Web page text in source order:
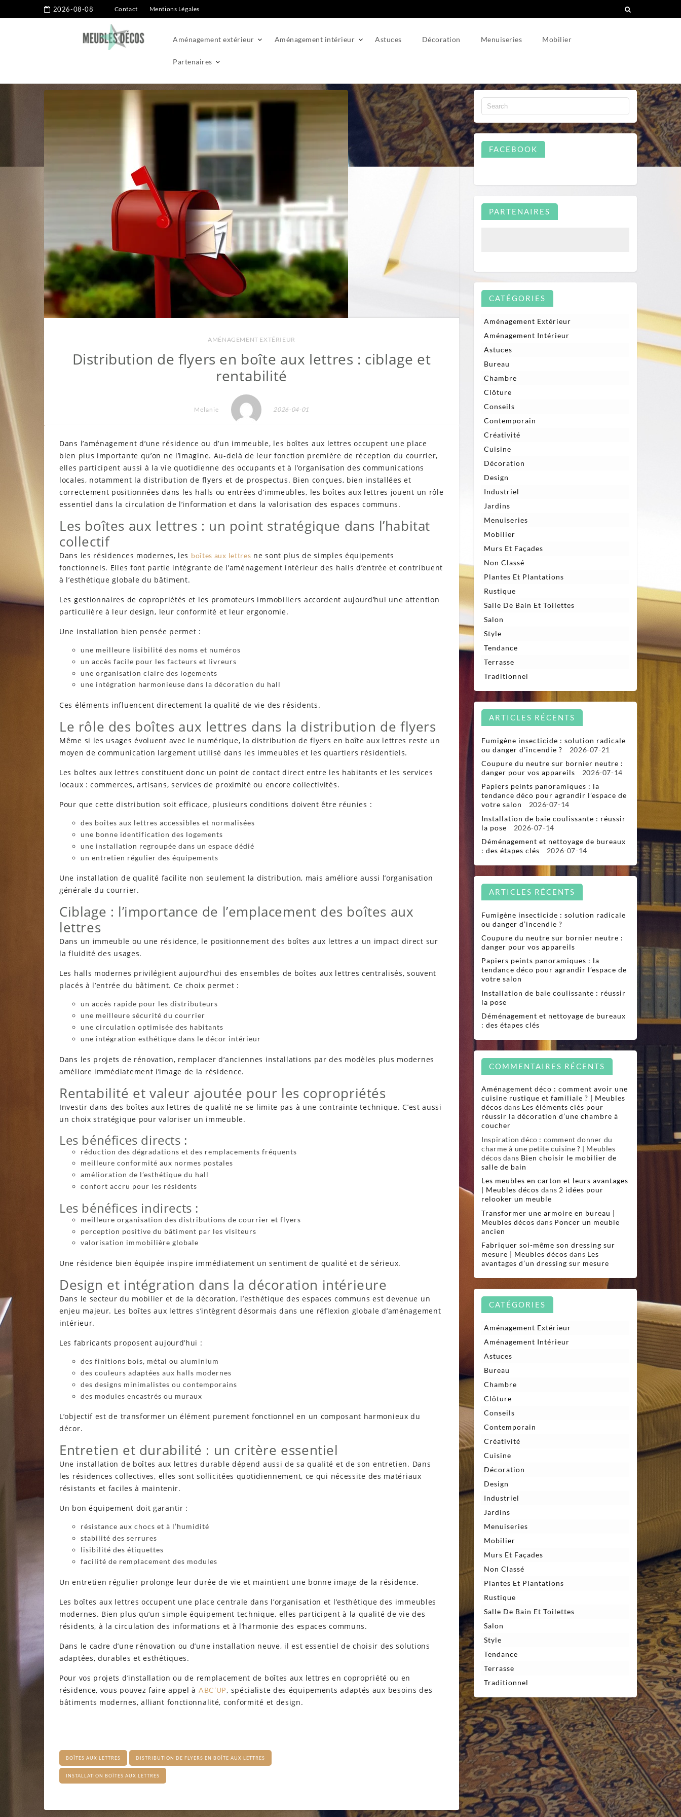
2026-08-08 Contact Mentions Légales
Aménagement extérieur Aménagement intérieur Astuces Décoration Menuiseries Mobilier
Partenaires
AMÉNAGEMENT EXTÉRIEUR
Distribution de flyers en boîte aux lettres : ciblage et
rentabilité
Melanie 2026-04-01
Dans l’aménagement d’une résidence ou d’un immeuble, les boîtes aux lettres occupent une place
bien plus importante qu’on ne l’imagine. Au-delà de leur fonction première de réception du courrier,
elles participent aussi à la vie quotidienne des occupants et à l’organisation des communications
locales, notamment la distribution de flyers et de prospectus. Bien conçues, bien installées et
correctement positionnées dans les halls ou entrées d’immeubles, les boîtes aux lettres jouent un rôle
essentiel dans la circulation de l’information et dans la valorisation des espaces communs.
Les boîtes aux lettres : un point stratégique dans l’habitat
collectif
Dans les résidences modernes, les boîtes aux lettres ne sont plus de simples équipements
fonctionnels. Elles font partie intégrante de l’aménagement intérieur des halls d’entrée et contribuent
à l’esthétique globale du bâtiment.
Les gestionnaires de copropriétés et les promoteurs immobiliers accordent aujourd’hui une attention
particulière à leur design, leur conformité et leur ergonomie.
Une installation bien pensée permet :
une meilleure lisibilité des noms et numéros
un accès facile pour les facteurs et livreurs
une organisation claire des logements
une intégration harmonieuse dans la décoration du hall
Ces éléments influencent directement la qualité de vie des résidents.
Le rôle des boîtes aux lettres dans la distribution de flyers
Même si les usages évoluent avec le numérique, la distribution de flyers en boîte aux lettres reste un
moyen de communication largement utilisé dans les immeubles et les quartiers résidentiels.
Les boîtes aux lettres constituent donc un point de contact direct entre les habitants et les services
locaux : commerces, artisans, services de proximité ou encore collectivités.
Pour que cette distribution soit efficace, plusieurs conditions doivent être réunies :
des boîtes aux lettres accessibles et normalisées
une bonne identification des logements
une installation regroupée dans un espace dédié
un entretien régulier des équipements
Une installation de qualité facilite non seulement la distribution, mais améliore aussi l’organisation
générale du courrier.
Ciblage : l’importance de l’emplacement des boîtes aux
lettres
Dans un immeuble ou une résidence, le positionnement des boîtes aux lettres a un impact direct sur
la fluidité des usages.
Les halls modernes privilégient aujourd’hui des ensembles de boîtes aux lettres centralisés, souvent
placés à l’entrée du bâtiment. Ce choix permet :
un accès rapide pour les distributeurs
une meilleure sécurité du courrier
une circulation optimisée des habitants
une intégration esthétique dans le décor intérieur
Dans les projets de rénovation, remplacer d’anciennes installations par des modèles plus modernes
améliore immédiatement l’image de la résidence.
Rentabilité et valeur ajoutée pour les copropriétés
Investir dans des boîtes aux lettres de qualité ne se limite pas à une contrainte technique. C’est aussi
un choix stratégique pour valoriser un immeuble.
Les bénéfices directs :
réduction des dégradations et des remplacements fréquents
meilleure conformité aux normes postales
amélioration de l’esthétique du hall
confort accru pour les résidents
Les bénéfices indirects :
meilleure organisation des distributions de courrier et flyers
perception positive du bâtiment par les visiteurs
valorisation immobilière globale
Une résidence bien équipée inspire immédiatement un sentiment de qualité et de sérieux.
Design et intégration dans la décoration intérieure
Dans le secteur du mobilier et de la décoration, l’esthétique des espaces communs est devenue un
enjeu majeur. Les boîtes aux lettres s’intègrent désormais dans une réflexion globale d’aménagement
intérieur.
Les fabricants proposent aujourd’hui :
des finitions bois, métal ou aluminium
des couleurs adaptées aux halls modernes
des designs minimalistes ou contemporains
des modules encastrés ou muraux
L’objectif est de transformer un élément purement fonctionnel en un composant harmonieux du
décor.
Entretien et durabilité : un critère essentiel
Une installation de boîtes aux lettres durable dépend aussi de sa qualité et de son entretien. Dans
les résidences collectives, elles sont sollicitées quotidiennement, ce qui nécessite des matériaux
résistants et faciles à maintenir.
Un bon équipement doit garantir :
résistance aux chocs et à l’humidité
stabilité des serrures
lisibilité des étiquettes
facilité de remplacement des modules
Un entretien régulier prolonge leur durée de vie et maintient une bonne image de la résidence.
Les boîtes aux lettres occupent une place centrale dans l’organisation et l’esthétique des immeubles
modernes. Bien plus qu’un simple équipement technique, elles participent à la qualité de vie des
résidents, à la circulation des informations et à l’harmonie des espaces communs.
Dans le cadre d’une rénovation ou d’une installation neuve, il est essentiel de choisir des solutions
adaptées, durables et esthétiques.
Pour vos projets d’installation ou de remplacement de boîtes aux lettres en copropriété ou en
résidence, vous pouvez faire appel à ABC’UP, spécialiste des équipements adaptés aux besoins des
bâtiments modernes, alliant fonctionnalité, conformité et design.
BOÎTES AUX LETTRES DISTRIBUTION DE FLYERS EN BOÎTE AUX LETTRES
INSTALLATION BOÎTES AUX LETTRES
FACEBOOK
PARTENAIRES
CATÉGORIES
Aménagement Extérieur
Aménagement Intérieur
Astuces
Bureau
Chambre
Clôture
Conseils
Contemporain
Créativité
Cuisine
Décoration
Design
Industriel
Jardins
Menuiseries
Mobilier
Murs Et Façades
Non Classé
Plantes Et Plantations
Rustique
Salle De Bain Et Toilettes
Salon
Style
Tendance
Terrasse
Traditionnel
ARTICLES RÉCENTS
Fumigène insecticide : solution radicale
ou danger d’incendie ?
2026-07-21
Coupure du neutre sur bornier neutre :
danger pour vos appareils
2026-07-14
Papiers peints panoramiques : la
tendance déco pour agrandir l’espace de
votre salon
2026-07-14
Installation de baie coulissante : réussir
la pose
2026-07-14
Déménagement et nettoyage de bureaux
: des étapes clés
2026-07-14
ARTICLES RÉCENTS
Fumigène insecticide : solution radicale
ou danger d’incendie ?
Coupure du neutre sur bornier neutre :
danger pour vos appareils
Papiers peints panoramiques : la
tendance déco pour agrandir l’espace de
votre salon
Installation de baie coulissante : réussir
la pose
Déménagement et nettoyage de bureaux
: des étapes clés
COMMENTAIRES RÉCENTS
Aménagement déco : comment avoir une
cuisine rustique et familiale ? | Meubles
décos dans Les éléments clés pour
réussir la décoration d’une chambre à
coucher
Inspiration déco : comment donner du
charme à une petite cuisine ? | Meubles
décos dans Bien choisir le mobilier de
salle de bain
Les meubles en carton et leurs avantages
| Meubles décos dans 2 idées pour
relooker un meuble
Transformer une armoire en bureau |
Meubles décos dans Poncer un meuble
ancien
Fabriquer soi-même son dressing sur
mesure | Meubles décos dans Les
avantages d’un dressing sur mesure
CATÉGORIES
Aménagement Extérieur
Aménagement Intérieur
Astuces
Bureau
Chambre
Clôture
Conseils
Contemporain
Créativité
Cuisine
Décoration
Design
Industriel
Jardins
Menuiseries
Mobilier
Murs Et Façades
Non Classé
Plantes Et Plantations
Rustique
Salle De Bain Et Toilettes
Salon
Style
Tendance
Terrasse
Traditionnel